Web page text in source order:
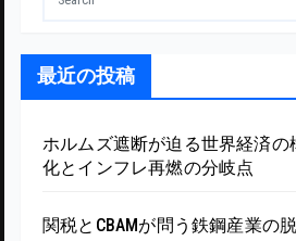
最近の投稿
ホルムズ遮断が迫る世界経済の
化とインフレ再燃の分岐点
関税とCBAMが問う鉄鋼産業の